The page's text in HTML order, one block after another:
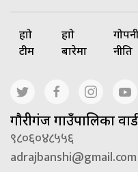
हाम्रो
टीम
हाम्रो
बारेमा
नीति
गाैरीगंज गाउँपालिका
९८०६०४८५५६
adrajbanshi@gmail.com